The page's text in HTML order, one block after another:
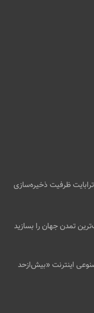
این کارت حافظه کوچک ۴ ترابایت ظرفیت ذخیره‌سازی
اینترنت «بیش‌از‌حد